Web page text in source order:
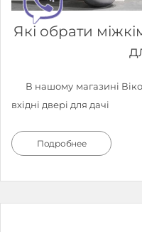
Які обрати
В нашому магазині
вхідні двері для дачі
Подробнее